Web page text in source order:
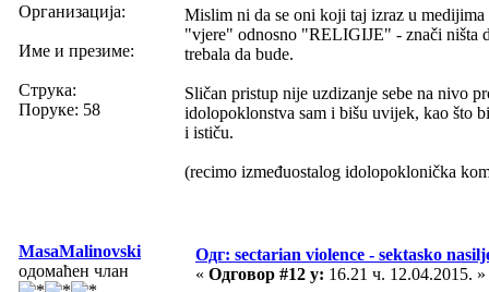
Организација:
Име и презиме:
Струка:
Поруке: 58
Mislim ni da se oni koji taj izraz u
"vjere" odnosno "RELIGIJE" - znači ništa
trebala da bude.
Sličan pristup nije uzdizanje sebe na nivo
idolopoklonstva sam i bišu uvijek, kao što
i ističu.
(recimo izmeđuostalog idolopoklonička
MasaMalinovski
одомаћен члан
Одг: sectarian violence - sektasko
« Одговор #12 у: 16.21 ч. 12.04.2015. »